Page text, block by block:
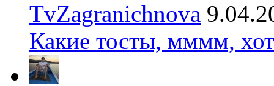
TvZagranichnova
Какие тосты, мммм,